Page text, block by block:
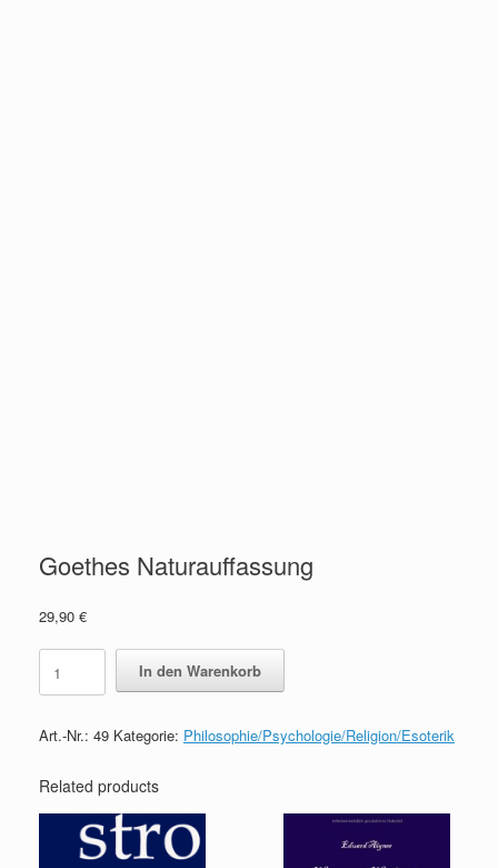
Goethes Naturauffassung
29,90 €
Goethes
Naturauffassung
quantity
In den Warenkorb
Art.-Nr.: 49 Kategorie: Philosophie/Psychologie/Religion/Esoterik
Related products